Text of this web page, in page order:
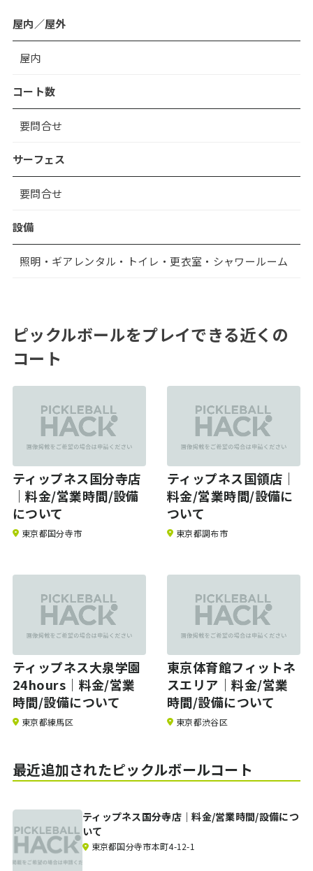
屋内／屋外
屋内
コート数
要問合せ
サーフェス
要問合せ
設備
照明・ギアレンタル・トイレ・更衣室・シャワールーム
ピックルボールをプレイできる近くの
コート
ティップネス国分寺店
｜料金/営業時間/設備
について
東京都国分寺市
ティップネス国領店｜
料金/営業時間/設備に
ついて
東京都調布市
ティップネス大泉学園
24hours｜料金/営業
時間/設備について
東京都練馬区
東京体育館フィットネ
スエリア｜料金/営業
時間/設備について
東京都渋谷区
最近追加されたピックルボールコート
ティップネス国分寺店｜料金/営業時間/設備につ
いて
東京都国分寺市本町4-12-1